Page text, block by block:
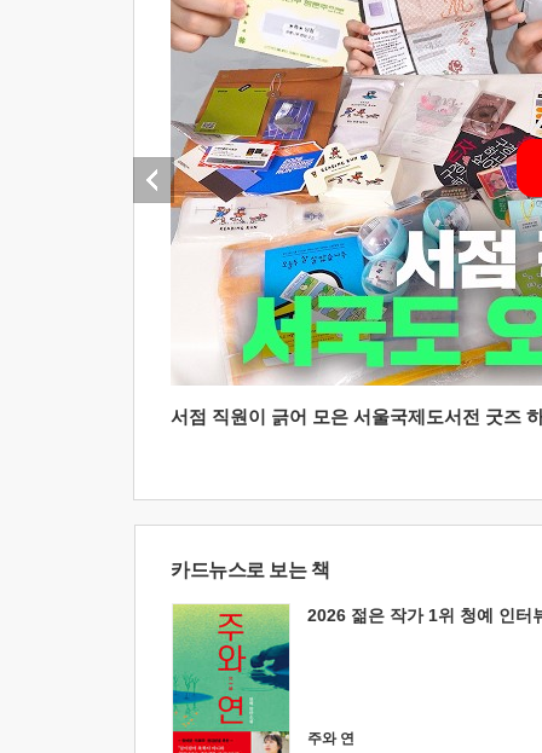
서점 직원이 긁어 모은 서울국제도서전 굿즈
카드뉴스로 보는 책
2026 젊은 작가 1위 청예 인터
주와 연